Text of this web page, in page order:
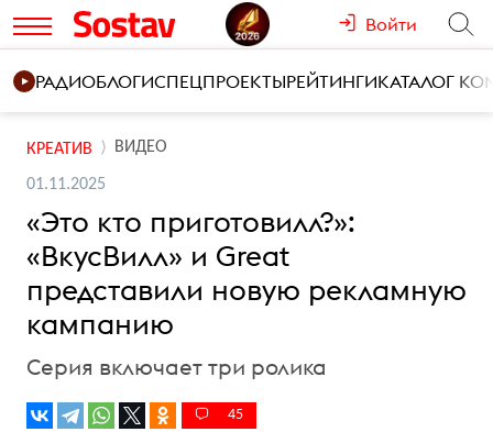
Войти
РАДИОБЛОГИСПЕЦПРОЕКТЫРЕЙТИНГИКАТАЛОГ
КРЕАТИВ ВИДЕО
01.11.2025
«Это кто приготовилл?»:
«ВкусВилл» и Great
представили новую рекламную
кампанию
Серия включает три ролика
45